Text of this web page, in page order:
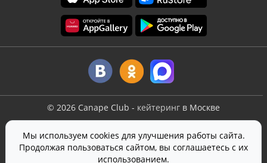
© 2026 Canape Club - кейтеринг в Москве
Политика конфиденциальности
Согласие на обработку персональных данных
Мы используем cookies для улучшения работы сайта.
Продолжая пользоваться сайтом, вы соглашаетесь с их
использованием.